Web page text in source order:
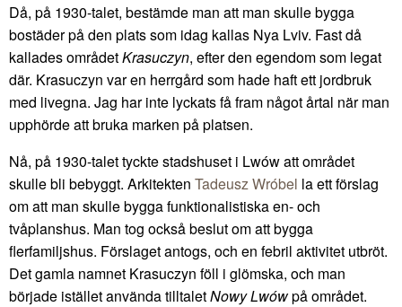
Då, på 1930-talet, bestämde man att man skulle bygga
bostäder på den plats som idag kallas Nya Lviv. Fast då
kallades områdetKrasuczyn, efter den egendom som legat
där. Krasuczyn var en herrgård som hade haft ett jordbruk
med livegna. Jag har inte lyckats få fram något årtal när man
upphörde att bruka marken på platsen.
Nå, på 1930-talet tyckte stadshuset i Lwów att området
skulle bli bebyggt. Arkitekten Tadeusz Wróbel la ett förslag
om att man skulle bygga funktionalistiska en- och
tvåplanshus. Man tog också beslut om att bygga
flerfamiljshus. Förslaget antogs, och en febril aktivitet utbröt.
Det gamla namnet Krasuczyn föll i glömska, och man
började istället använda tilltaletNowy Lwówpå området.